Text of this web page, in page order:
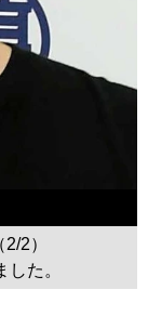
2）
た。